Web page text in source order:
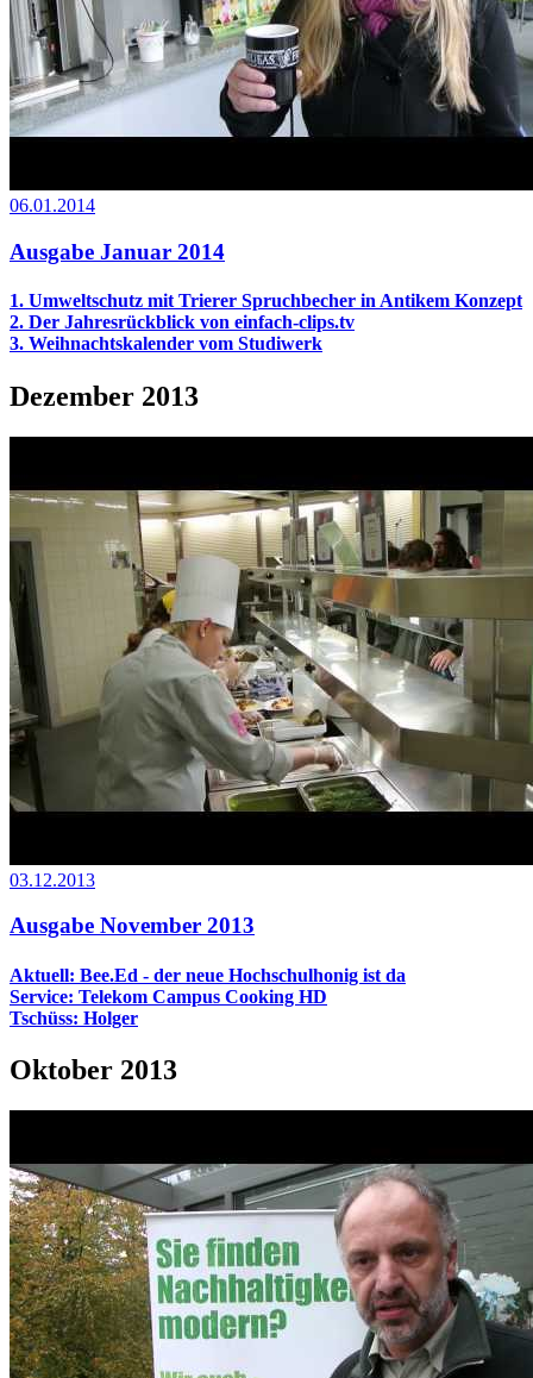
06.01.2014
Ausgabe Januar 2014
1. Umweltschutz mit Trierer Spruchbecher in Antikem Konzept
2. Der Jahresrückblick von einfach-clips.tv
3. Weihnachtskalender vom Studiwerk
Dezember 2013
03.12.2013
Ausgabe November 2013
Aktuell: Bee.Ed - der neue Hochschulhonig ist da
Service: Telekom Campus Cooking HD
Tschüss: Holger
Oktober 2013